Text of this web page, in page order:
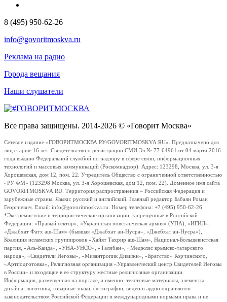
8 (495) 950-62-26
info@govoritmoskva.ru
Реклама на радио
Города вещания
Наши слушатели
Все права защищены. 2014-2026 © «Говорит Москва»
Сетевое издание «ГОВОРИТМОСКВА.РУ/GOVORITMOSKVA.RU». Предназначено для
лиц старше 16 лет. Свидетельство о регистрации СМИ Эл № 77-64961 от 04 марта 2016
года выдано Федеральной службой по надзору в сфере связи, информационных
технологий и массовых коммуникаций (Роскомнадзор). Адрес: 123298, Москва, ул. 3-я
Хорошевская, дом 12, пом. 22. Учредитель Общество с ограниченной ответственностью
«РУ ФМ» (123298 Москва, ул. 3-я Хорошевская, дом 12, пом. 22). Доменное имя сайта
GOVORITMOSKVA.RU. Территория распространения – Российская Федерация и
зарубежные страны. Языки: русский и английский. Главный редактор Бабаян Роман
Георгиевич. Email: info@govoritmoskva.ru. Номер телефона: +7 (495) 950-62-26
*Экстремистские и террористические организации, запрещенные в Российской
Федерации: «Правый сектор», «Украинская повстанческая армия» (УПА), «ИГИЛ»,
«Джабхат Фатх аш-Шам» (бывшая «Джабхат ан-Нусра», «Джебхат ан-Нусра»),
Коалиция исламских группировок «Хайят Тахрир аш-Шам», Национал-Большевистская
партия, «Аль-Каида», «УНА-УНСО», «Талибан», «Меджлис крымско-татарского
народа», «Свидетели Иеговы», «Мизантропик Дивижн», «Братство» Корчинского,
«Артподготовка», Религиозная организация «Управленческий центр Свидетелей Иеговы
в России» и входящие в ее структуру местные религиозные организации.
Информация, размещенная на портале, а именно: текстовые материалы, элементы
дизайна, логотипы, товарные знаки, фотографии, видео и аудио охраняются
законодательством Российской Федерации и международными нормами права и не